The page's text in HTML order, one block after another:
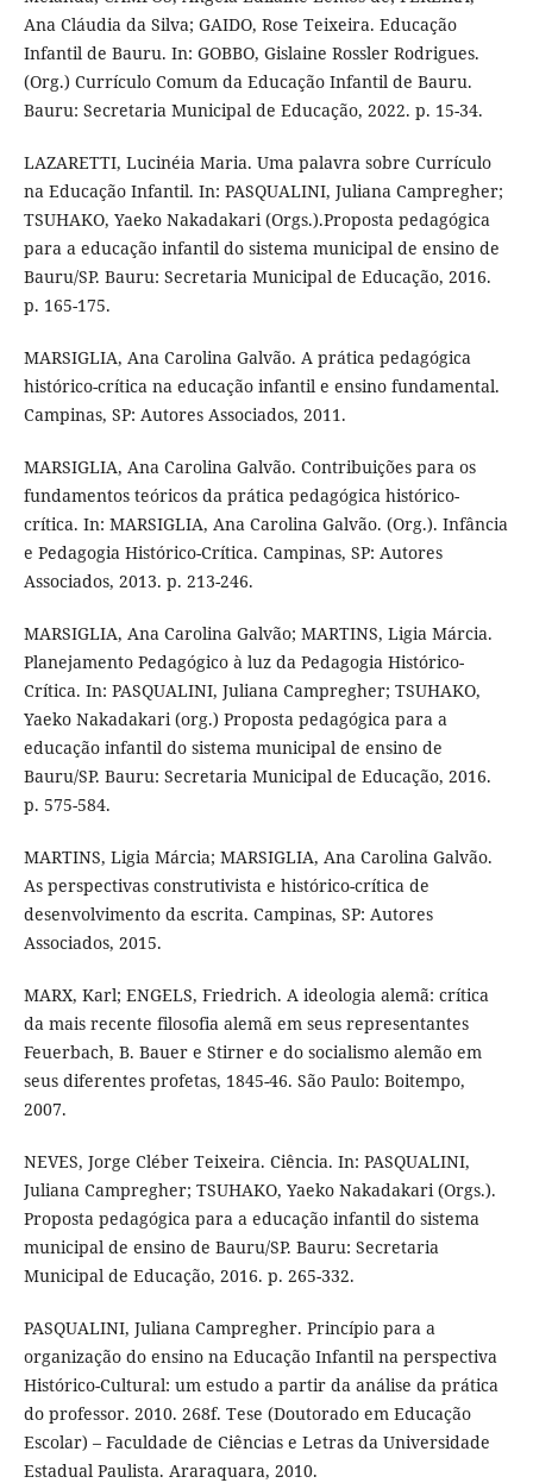
Ana Cláudia da Silva; GAIDO, Rose Teixeira. Educação
Infantil de Bauru. In: GOBBO, Gislaine Rossler Rodrigues.
(Org.) Currículo Comum da Educação Infantil de Bauru.
Bauru: Secretaria Municipal de Educação, 2022. p. 15-34.
LAZARETTI, Lucinéia Maria. Uma palavra sobre Currículo
na Educação Infantil. In: PASQUALINI, Juliana Campregher;
TSUHAKO, Yaeko Nakadakari (Orgs.).Proposta pedagógica
para a educação infantil do sistema municipal de ensino de
Bauru/SP. Bauru: Secretaria Municipal de Educação, 2016.
p. 165-175.
MARSIGLIA, Ana Carolina Galvão. A prática pedagógica
histórico-crítica na educação infantil e ensino fundamental.
Campinas, SP: Autores Associados, 2011.
MARSIGLIA, Ana Carolina Galvão. Contribuições para os
fundamentos teóricos da prática pedagógica histórico-
crítica. In: MARSIGLIA, Ana Carolina Galvão. (Org.). Infância
e Pedagogia Histórico-Crítica. Campinas, SP: Autores
Associados, 2013. p. 213-246.
MARSIGLIA, Ana Carolina Galvão; MARTINS, Ligia Márcia.
Planejamento Pedagógico à luz da Pedagogia Histórico-
Crítica. In: PASQUALINI, Juliana Campregher; TSUHAKO,
Yaeko Nakadakari (org.) Proposta pedagógica para a
educação infantil do sistema municipal de ensino de
Bauru/SP. Bauru: Secretaria Municipal de Educação, 2016.
p. 575-584.
MARTINS, Ligia Márcia; MARSIGLIA, Ana Carolina Galvão.
As perspectivas construtivista e histórico-crítica de
desenvolvimento da escrita. Campinas, SP: Autores
Associados, 2015.
MARX, Karl; ENGELS, Friedrich. A ideologia alemã: crítica
da mais recente filosofia alemã em seus representantes
Feuerbach, B. Bauer e Stirner e do socialismo alemão em
seus diferentes profetas, 1845-46. São Paulo: Boitempo,
2007.
NEVES, Jorge Cléber Teixeira. Ciência. In: PASQUALINI,
Juliana Campregher; TSUHAKO, Yaeko Nakadakari (Orgs.).
Proposta pedagógica para a educação infantil do sistema
municipal de ensino de Bauru/SP. Bauru: Secretaria
Municipal de Educação, 2016. p. 265-332.
PASQUALINI, Juliana Campregher. Princípio para a
organização do ensino na Educação Infantil na perspectiva
Histórico-Cultural: um estudo a partir da análise da prática
do professor. 2010. 268f. Tese (Doutorado em Educação
Escolar) – Faculdade de Ciências e Letras da Universidade
Estadual Paulista. Araraquara, 2010.